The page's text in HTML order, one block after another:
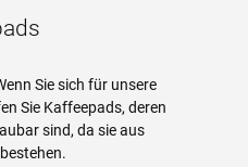
Sie sich für unsere
Sie Kaffeepads, deren
sind, da sie aus